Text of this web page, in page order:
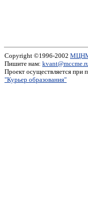
Copyright ©1996-2002
Пишите нам:
Проект осуществляется при
"Курьер образования"